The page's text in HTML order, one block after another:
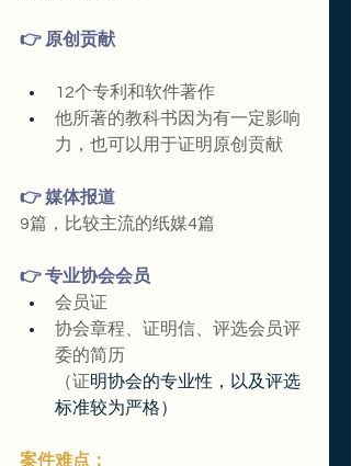
👉 原创贡献
12个专利和软件著作
他所著的教科书因为有一定影响
力，也可以用于证明原创贡献
👉 媒体报道
9篇，比较主流的纸媒4篇
👉 专业协会会员
会员证
协会章程、证明信、评选会员评
委的简历
（证明协会的专业性，以及评选
标准较为严格）
案件难点：